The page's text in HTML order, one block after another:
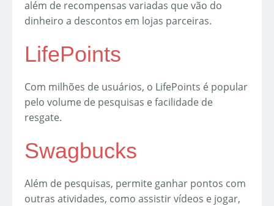
além de recompensas variadas que vão do
dinheiro a descontos em lojas parceiras.
LifePoints
Com milhões de usuários, o LifePoints é popular
pelo volume de pesquisas e facilidade de
resgate.
Swagbucks
Além de pesquisas, permite ganhar pontos com
outras atividades, como assistir vídeos e jogar,